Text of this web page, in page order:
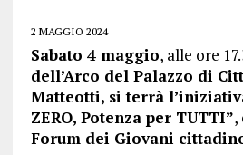
2 MAGGIO 2024
Sabato 4 maggio, alle ore
dell’Arco del Palazzo di
Matteotti, si terrà
ZERO, Potenza per TUTTI”,
Forum dei Giovani